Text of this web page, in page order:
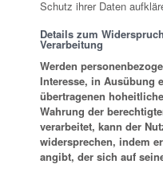
Schutz ihrer Daten
Details zum
Verarbeitung
Werden
Interesse, in Ausübung
übertragenen
Wahrung der
verarbeitet, kann der
widersprechen, indem
angibt, der sich auf